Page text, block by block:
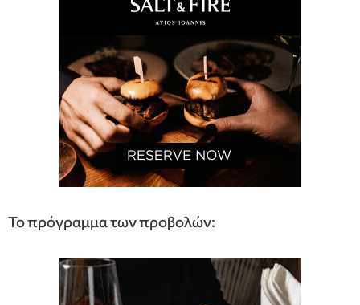
Το πρόγραμμα των προβολών: